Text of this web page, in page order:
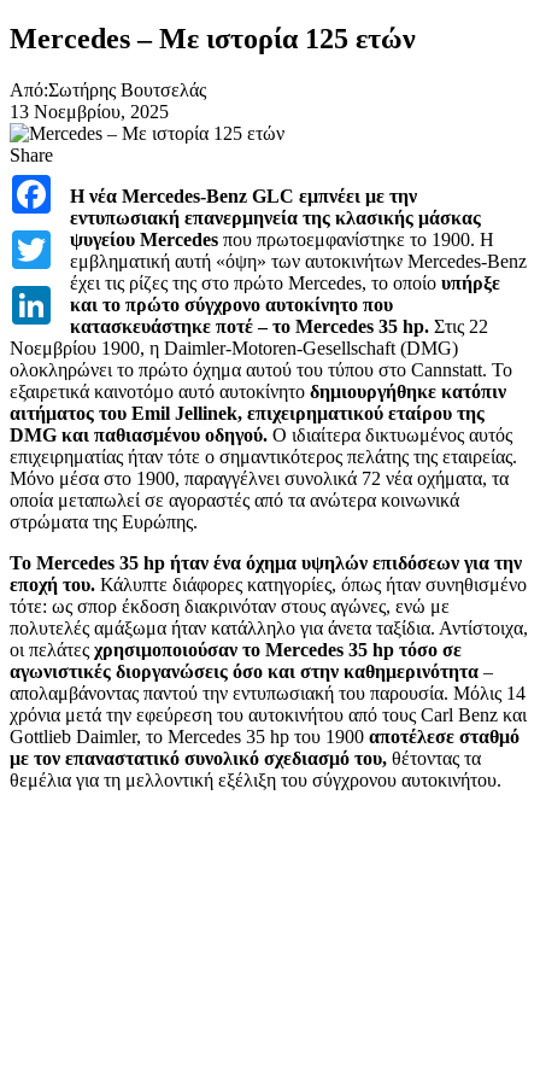
Mercedes – Με ιστορία 125 ετών
Από:Σωτήρης Βουτσελάς
13 Νοεμβρίου, 2025
Share
Facebook
Twitter
LinkedIn
Η νέα Mercedes-Benz GLC εμπνέει με την
εντυπωσιακή επανερμηνεία της κλασικής μάσκας
ψυγείου Mercedes που πρωτοεμφανίστηκε το 1900. Η
εμβληματική αυτή «όψη» των αυτοκινήτων Mercedes-Benz
έχει τις ρίζες της στο πρώτο Mercedes, το οποίο υπήρξε
και το πρώτο σύγχρονο αυτοκίνητο που
κατασκευάστηκε ποτέ – το Mercedes 35 hp. Στις 22
Νοεμβρίου 1900, η Daimler-Motoren-Gesellschaft (DMG)
ολοκληρώνει το πρώτο όχημα αυτού του τύπου στο Cannstatt. Το
εξαιρετικά καινοτόμο αυτό αυτοκίνητο δημιουργήθηκε κατόπιν
αιτήματος του Emil Jellinek, επιχειρηματικού εταίρου της
DMG και παθιασμένου οδηγού. Ο ιδιαίτερα δικτυωμένος αυτός
επιχειρηματίας ήταν τότε ο σημαντικότερος πελάτης της εταιρείας.
Μόνο μέσα στο 1900, παραγγέλνει συνολικά 72 νέα οχήματα, τα
οποία μεταπωλεί σε αγοραστές από τα ανώτερα κοινωνικά
στρώματα της Ευρώπης.
Το Mercedes 35 hp ήταν ένα όχημα υψηλών επιδόσεων για την
εποχή του. Κάλυπτε διάφορες κατηγορίες, όπως ήταν συνηθισμένο
τότε: ως σπορ έκδοση διακρινόταν στους αγώνες, ενώ με
πολυτελές αμάξωμα ήταν κατάλληλο για άνετα ταξίδια. Αντίστοιχα,
οι πελάτες χρησιμοποιούσαν το Mercedes 35 hp τόσο σε
αγωνιστικές διοργανώσεις όσο και στην καθημερινότητα –
απολαμβάνοντας παντού την εντυπωσιακή του παρουσία. Μόλις 14
χρόνια μετά την εφεύρεση του αυτοκινήτου από τους Carl Benz και
Gottlieb Daimler, το Mercedes 35 hp του 1900 αποτέλεσε σταθμό
με τον επαναστατικό συνολικό σχεδιασμό του, θέτοντας τα
θεμέλια για τη μελλοντική εξέλιξη του σύγχρονου αυτοκινήτου.